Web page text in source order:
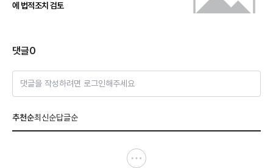
에 법적조치 검토
댓글0
댓글을 작성하려면 로그인해주세요
추천순최신순답글순